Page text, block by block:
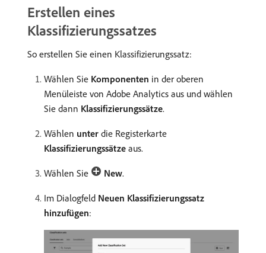
Erstellen eines
Klassifizierungssatzes
So erstellen Sie einen Klassifizierungssatz:
Wählen Sie Komponenten in der oberen
Menüleiste von Adobe Analytics aus und wählen
Sie dann Klassifizierungssätze.
Wählen unter die Registerkarte
Klassifizierungssätze aus.
Wählen Sie New.
Im Dialogfeld Neuen Klassifizierungssatz
hinzufügen: